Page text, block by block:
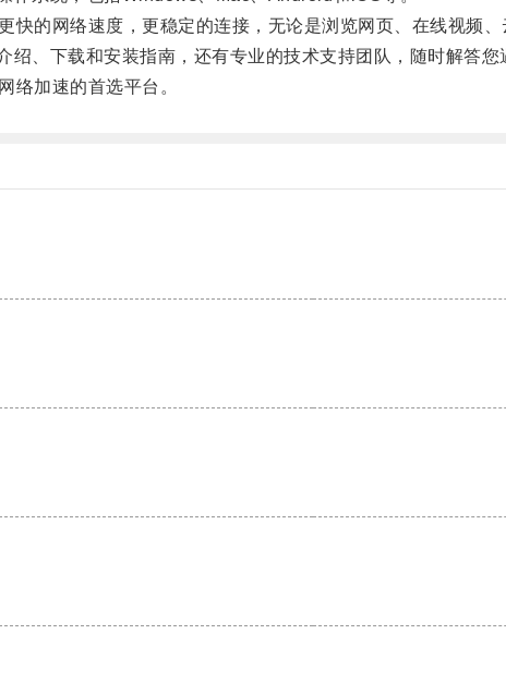
的网络速度，更稳定的连接，无论是浏览网页、在线视频、
、下载和安装指南，还有专业的技术支持团队，随时解答您
加速的首选平台。